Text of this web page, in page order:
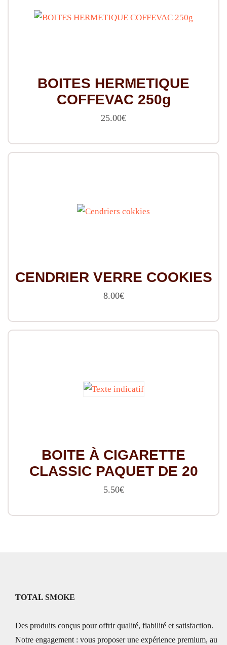
BOITES HERMETIQUE
COFFEVAC 250g
25.00€
CENDRIER VERRE COOKIES
8.00€
produit
Les
sur
la
page
BOITE À CIGARETTE
CLASSIC PAQUET DE 20
5.50€
TOTAL SMOKE
Des produits conçus pour offrir qualité, fiabilité et satisfaction.
Notre engagement : vous proposer une expérience premium, au